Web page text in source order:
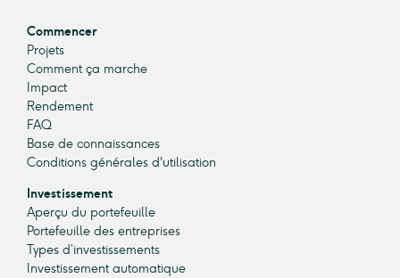
Commencer
Projets
Comment ça marche
Impact
Rendement
FAQ
Base de connaissances
Conditions générales d'utilisation
Investissement
Aperçu du portefeuille
Portefeuille des entreprises
Types d’investissements
Investissement automatique